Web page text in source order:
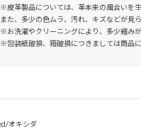
※皮革製品については、革本来の風合いを
また、多少の色ムラ、汚れ、キズなどが見
※お洗濯やクリーニングにより、多少縮みが
※包装紙破損、箱破損につきましては商品